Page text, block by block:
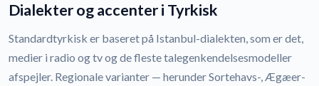
Dialekter og accenter i Tyrkisk
Standardtyrkisk er baseret på Istanbul-dialekten, som er det,
medier i radio og tv og de fleste talegenkendelsesmodeller
afspejler. Regionale varianter — herunder Sortehavs-, Ægæer-